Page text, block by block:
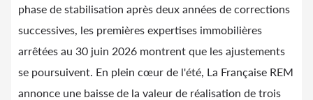
phase de stabilisation après deux années de corrections
successives, les premières expertises immobilières
arrêtées au 30 juin 2026 montrent que les ajustements
se poursuivent. En plein cœur de l'été, La Française REM
annonce une baisse de la valeur de réalisation de trois